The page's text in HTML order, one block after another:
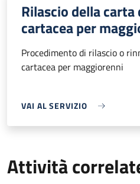
Rilascio della
cartacea per
Procedimento di rilascio o
cartacea per maggiorenni
VAI AL SERVIZIO
Attività